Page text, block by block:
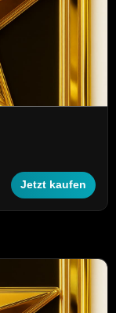
Jetzt kaufen